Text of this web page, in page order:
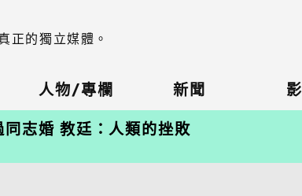
正的獨立媒體。
人物/專欄 新聞
同志婚 教廷：人類的挫敗